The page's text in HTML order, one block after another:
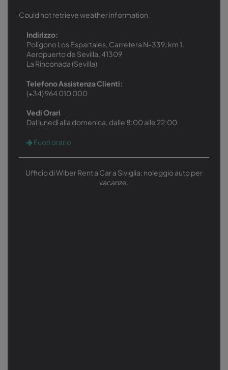
Could not retrieve weather information.
Indirizzo:
Polígono Los Espartales, Carretera N-339, km 1.
Aeropuerto de Sevilla, 41309
La Rinconada (Sevilla)
Telefono Assistenza Clienti:
(+34) 964 010 000
Vedi Orari
Dal lunedì alla domenica, dalle 8:00 alle 22:00
Fuori orario
Ufficio di Wiber Rent a Car a Siviglia: noleggio auto per
vacanze.